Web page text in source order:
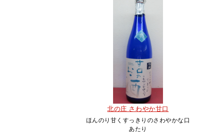
北の庄 さわやか甘口
ほんのり甘くすっきりのさわやかな口
あたり